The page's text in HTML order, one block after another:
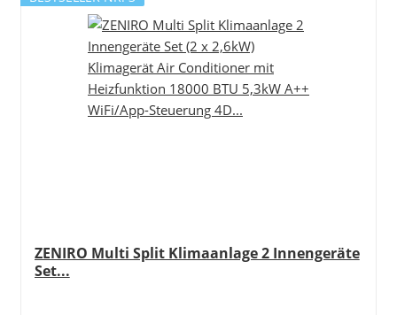
ZENIRO Multi Split Klimaanlage 2 Innengeräte
Set...